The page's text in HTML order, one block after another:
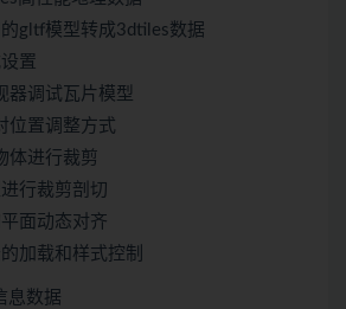
gltf模型转成3dtiles数据
置
器调试瓦片模型
位置调整方式
体进行裁剪
行裁剪剖切
面动态对齐
加载和样式控制
息数据